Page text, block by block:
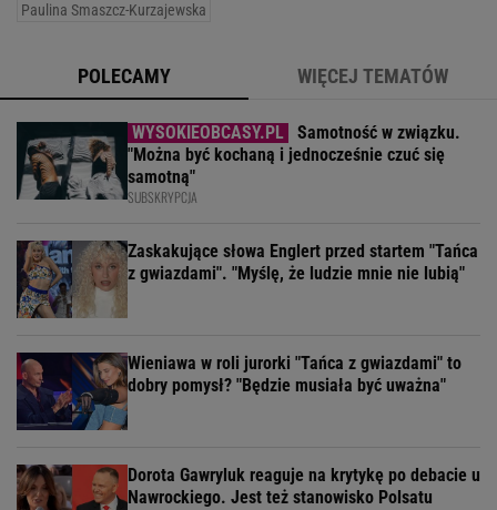
Paulina Smaszcz-Kurzajewska
POLECAMY WIĘCEJ TEMATÓW
Samotność w związku.
"Można być kochaną i jednocześnie czuć się
samotną"
SUBSKRYPCJA
Zaskakujące słowa Englert przed startem "Tańca
z gwiazdami". "Myślę, że ludzie mnie nie lubią"
Wieniawa w roli jurorki "Tańca z gwiazdami" to
dobry pomysł? "Będzie musiała być uważna"
Dorota Gawryluk reaguje na krytykę po debacie u
Nawrockiego. Jest też stanowisko Polsatu